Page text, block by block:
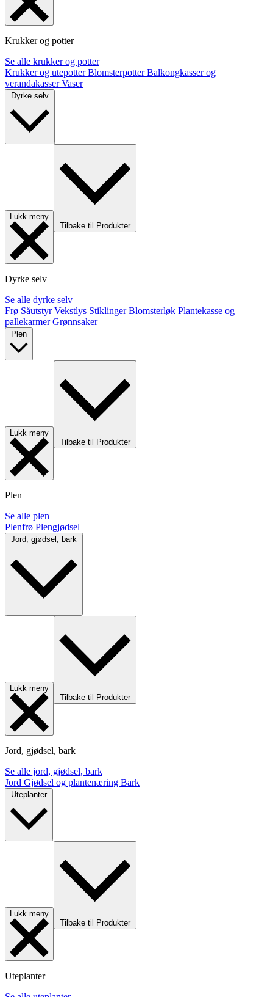
Krukker og potter
Se alle krukker og potter
Krukker og utepotterBlomsterpotterBalkongkasser og
verandakasserVaser
Lukk meny
Tilbake til Produkter
Dyrke selv
Se alle dyrke selv
Frø SåutstyrVekstlys StiklingerBlomsterløk Plantekasse og
pallekarmerGrønnsaker
Lukk meny
Tilbake til Produkter
Plen
Se alle plen
Plenfrø Plengjødsel
Lukk meny
Tilbake til Produkter
Jord, gjødsel, bark
Se alle jord, gjødsel, bark
Jord Gjødsel og plantenæring Bark
Uteplanter
Lukk meny
Tilbake til Produkter
Uteplanter